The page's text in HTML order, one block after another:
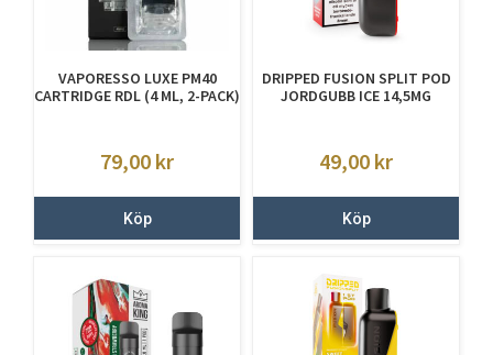
VAPORESSO LUXE PM40
CARTRIDGE RDL (4 ML, 2-PACK)
79,00 kr
Köp
DRIPPED FUSION SPLIT POD
JORDGUBB ICE 14,5MG
49,00 kr
Köp